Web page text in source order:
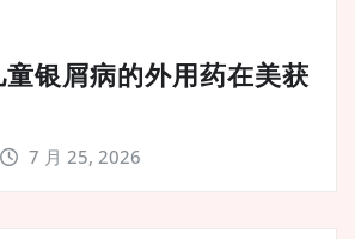
银屑病的外用药在美获
7 月 25, 2026